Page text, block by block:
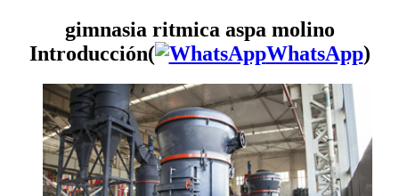
gimnasia ritmica aspa molino
Introducción(
WhatsApp)